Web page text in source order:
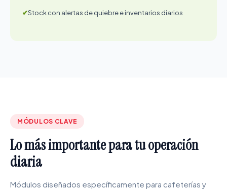
Stock con alertas de quiebre e inventarios diarios
MÓDULOS CLAVE
Lo más importante para tu operación
diaria
Módulos diseñados específicamente para cafeterías y